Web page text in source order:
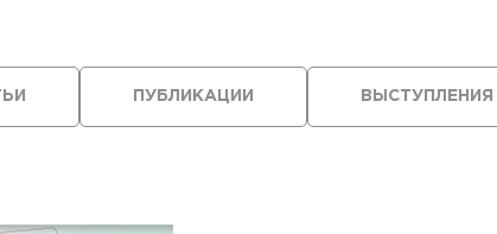
ВЫСТУПЛЕНИЯ
ПУБЛИКАЦИИ